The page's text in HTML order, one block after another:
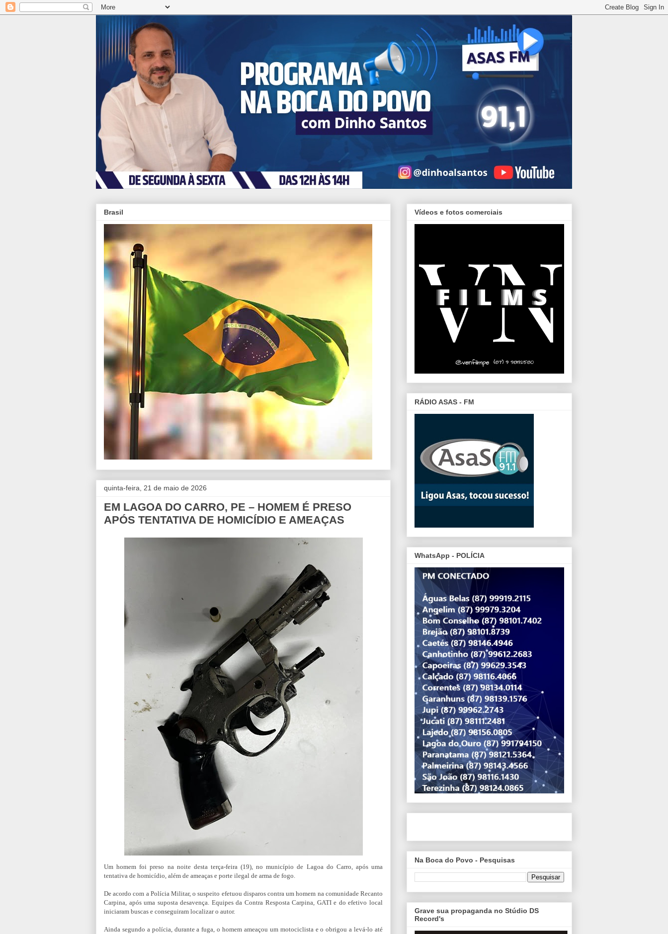
Brasil
quinta-feira, 21 de maio de 2026
EM LAGOA DO CARRO, PE – HOMEM É PRESO
APÓS TENTATIVA DE HOMICÍDIO E AMEAÇAS
Um homem foi preso na noite desta terça-feira (19), no município de Lagoa do Carro, após uma
tentativa de homicídio, além de ameaças e porte ilegal de arma de fogo.
De acordo com a Polícia Militar, o suspeito efetuou disparos contra um homem na comunidade Recanto
Carpina, após uma suposta desavença. Equipes da Contra Resposta Carpina, GATI e do efetivo local
iniciaram buscas e conseguiram localizar o autor.
Ainda segundo a polícia, durante a fuga, o homem ameaçou um motociclista e o obrigou a levá-lo até
Vídeos e fotos comerciais
RÁDIO ASAS - FM
WhatsApp - POLÍCIA
Na Boca do Povo - Pesquisas
Grave sua propaganda no Stúdio DS
Record's